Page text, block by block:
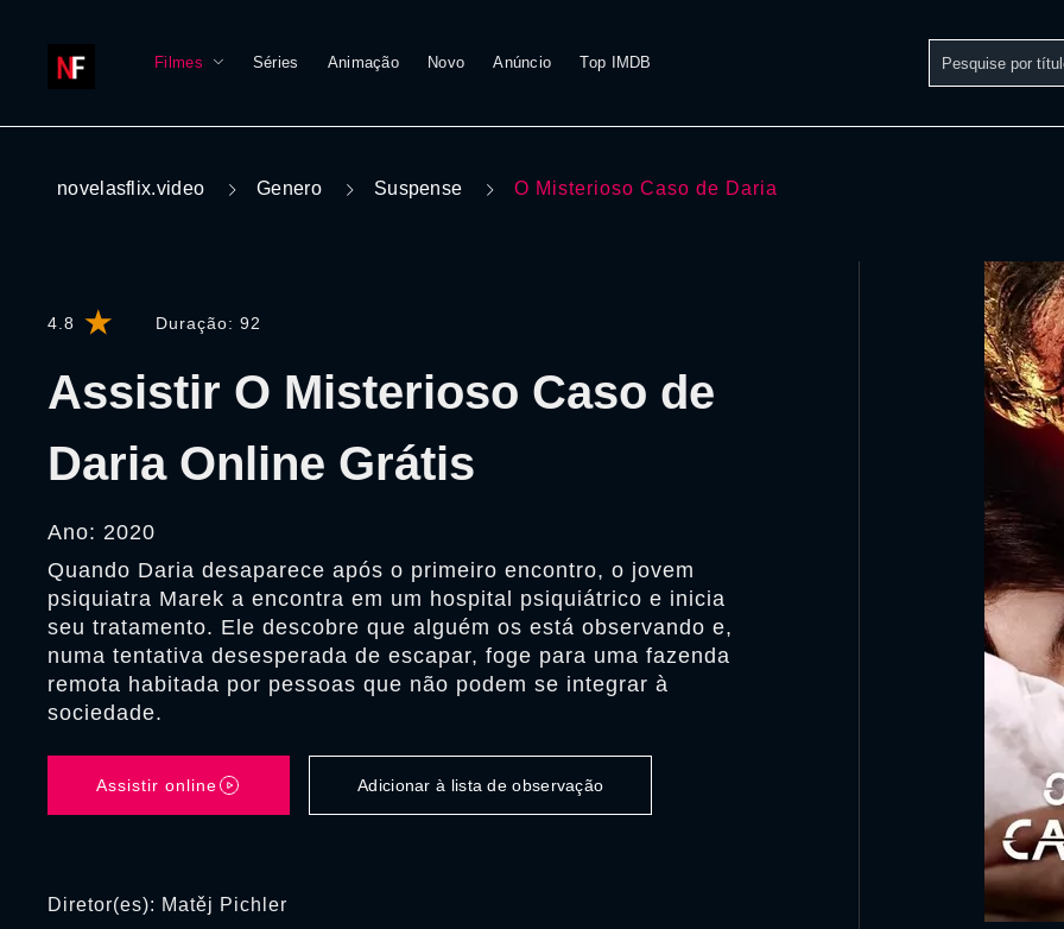
Filmes Séries Animação Novo Anúncio Top IMDB
novelasflix.video Genero Suspense O Misterioso Caso de Daria
4.8 Duração: 92
Assistir O Misterioso Caso de
Daria Online Grátis
Ano: 2020
Quando Daria desaparece após o primeiro encontro, o jovem
psiquiatra Marek a encontra em um hospital psiquiátrico e inicia
seu tratamento. Ele descobre que alguém os está observando e,
numa tentativa desesperada de escapar, foge para uma fazenda
remota habitada por pessoas que não podem se integrar à
sociedade.
Assistir online Adicionar à lista de observação
Diretor(es): Matěj Pichler